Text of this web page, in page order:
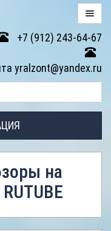
+7 (912) 243-64-67
yralzont@yandex.ru
на